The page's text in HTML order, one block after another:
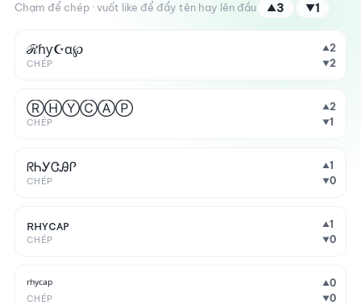
Chạm để chép · vuốt like để đẩy tên hay lên đầu ▲3 ▼1
ℛɦƴ☪α℘
CHÉP
▲2
▼2
ⓇⒽⓎⒸⒶⓅ
CHÉP
▲2
▼1
ᖇᏂᎩᏣᎯᎵ
CHÉP
▲1
▼0
ʀнʏcᴀᴘ
CHÉP
▲1
▼0
ʳʰʸᶜᵃᵖ
CHÉP
▲0
▼0